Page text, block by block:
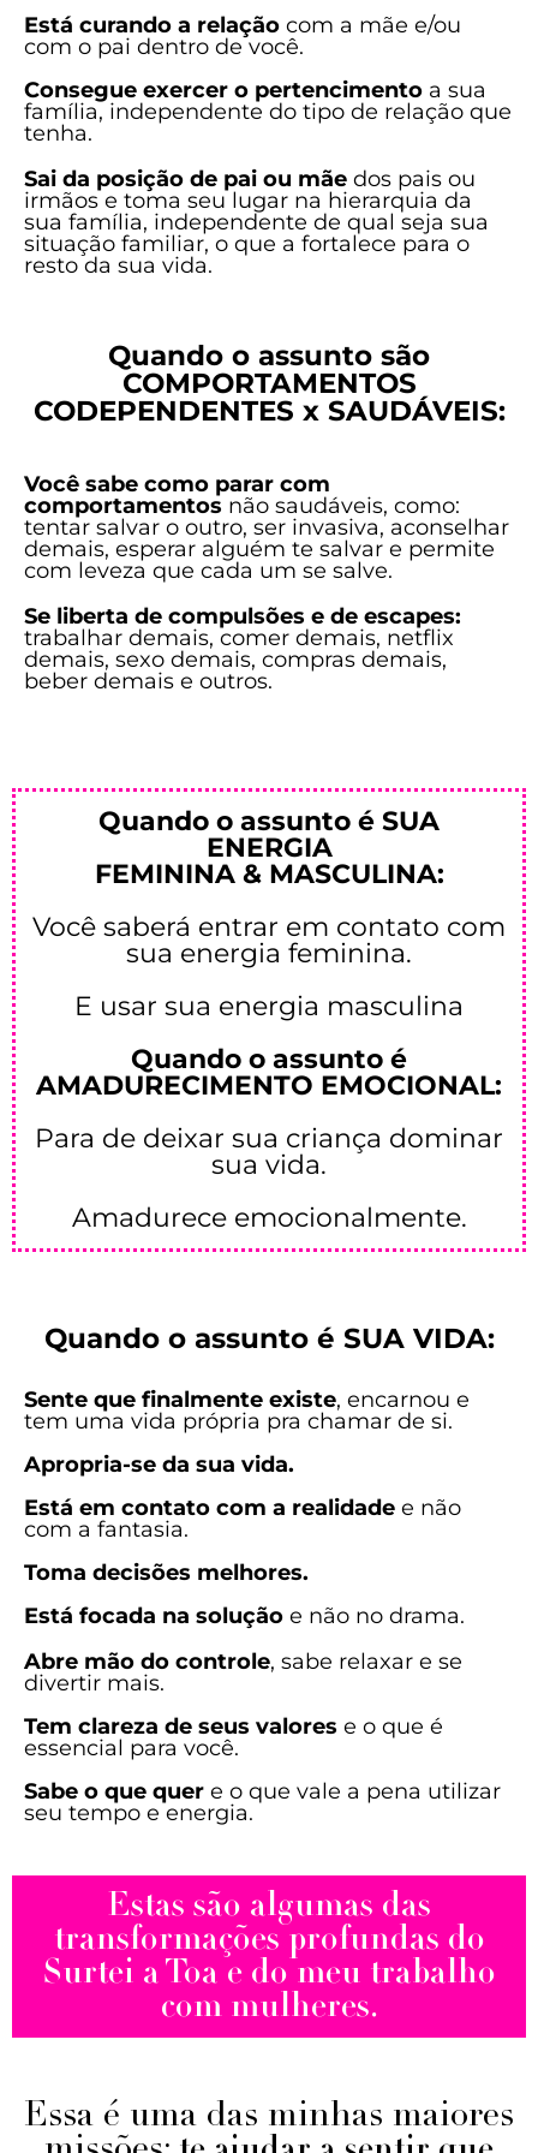
Está curando a relação com a mãe e/ou
com o pai dentro de você.
Consegue exercer o pertencimento a sua
família, independente do tipo de relação que
tenha.
Sai da posição de pai ou mãe dos pais ou
irmãos e toma seu lugar na hierarquia da
sua família, independente de qual seja sua
situação familiar, o que a fortalece para o
resto da sua vida.
Quando o assunto são
COMPORTAMENTOS
CODEPENDENTES x SAUDÁVEIS:
Você sabe como parar com
comportamentos não saudáveis, como:
tentar salvar o outro, ser invasiva, aconselhar
demais, esperar alguém te salvar e permite
com leveza que cada um se salve.
Se liberta de compulsões e de escapes:
trabalhar demais, comer demais, netflix
demais, sexo demais, compras demais,
beber demais e outros.
Quando o assunto é SUA
ENERGIA
FEMININA & MASCULINA:
Você saberá entrar em contato com
sua energia feminina.
E usar sua energia masculina
Quando o assunto é
AMADURECIMENTO EMOCIONAL:
Para de deixar sua criança dominar
sua vida.
Amadurece emocionalmente.
Quando o assunto é SUA VIDA:
Sente que finalmente existe, encarnou e
tem uma vida própria pra chamar de si.
Apropria-se da sua vida.
Está em contato com a realidade e não
com a fantasia.
Toma decisões melhores.
Está focada na solução e não no drama.
Abre mão do controle, sabe relaxar e se
divertir mais.
Tem clareza de seus valores e o que é
essencial para você.
Sabe o que quer e o que vale a pena utilizar
seu tempo e energia.
Estas são algumas das
transformações profundas do
Surtei a Toa e do meu trabalho
com mulheres.
Essa é uma das minhas maiores